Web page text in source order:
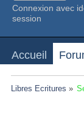
Connexion avec
session
Accueil
Libres Ecritures »